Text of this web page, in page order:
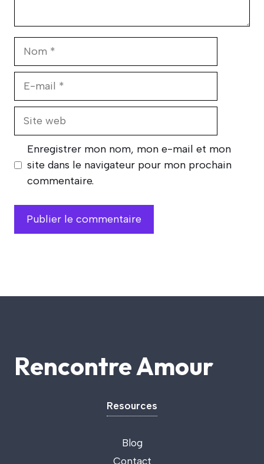
Enregistrer mon nom, mon e-mail et mon
site dans le navigateur pour mon prochain
commentaire.
Rencontre Amour
Resources
Blog
Contact